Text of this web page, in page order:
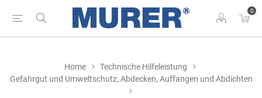
0
Home
Technische Hilfeleistung
Gefahrgut und Umweltschutz, Abdecken, Auffangen und Abdichten